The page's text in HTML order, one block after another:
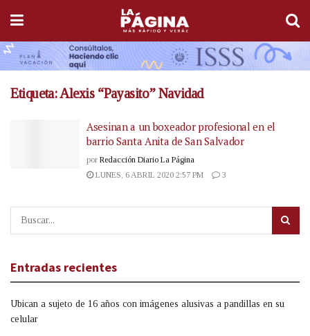
Etiqueta:Alexis “Payasito” Navidad
Asesinan a un boxeador profesional en el
barrio Santa Anita de San Salvador
por Redacción Diario La Página
LUNES, 6 ABRIL 2020 2:57 PM
3
Entradas recientes
Ubican a sujeto de 16 años con imágenes alusivas a pandillas en su
celular